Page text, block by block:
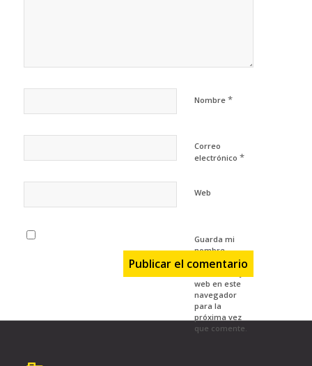
Nombre *
Correo
electrónico *
Web
Guarda mi
nombre,
correo
web en este
navegador
para la
próxima vez
que comente.